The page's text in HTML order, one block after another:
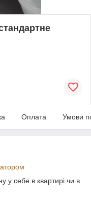
Оплата Умови
у себе в квартирі чи в